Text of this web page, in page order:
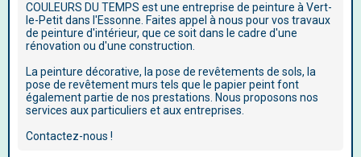
COULEURS DU TEMPS est une entreprise de peinture à Vert-
le-Petit dans l'Essonne. Faites appel à nous pour vos travaux
de peinture d'intérieur, que ce soit dans le cadre d'une
rénovation ou d'une construction.
La peinture décorative, la pose de revêtements de sols, la
pose de revêtement murs tels que le papier peint font
également partie de nos prestations. Nous proposons nos
services aux particuliers et aux entreprises.
Contactez-nous !